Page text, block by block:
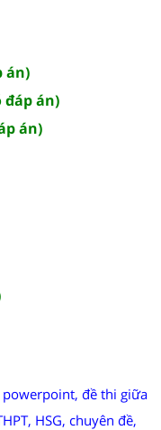
án)
đáp án)
án)
powerpoint, đề thi giữa
HSG, chuyên đề,